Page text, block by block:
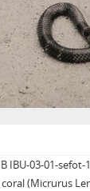
IBU-03-01-
(Micrurus